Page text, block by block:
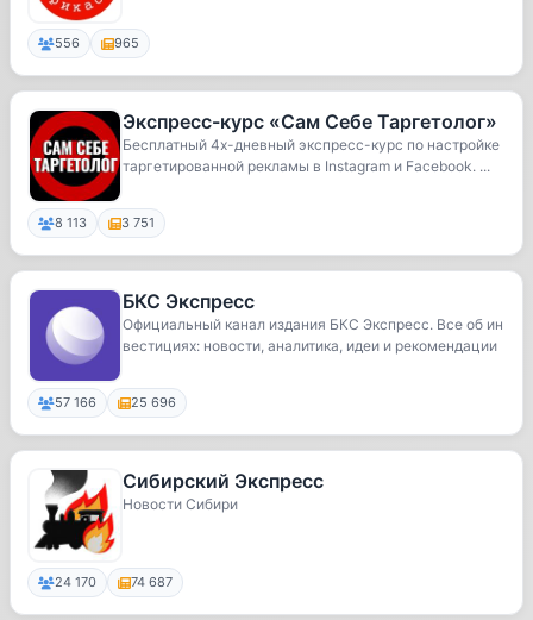
556 965
Экспресс-курс «Сам Себе Таргетолог»
Бесплатный 4х-дневный экспресс-курс по настройке
таргетированной рекламы в Instagram и Facebook. ...
8 113 3 751
БКС Экспресс
Официальный канал издания БКС Экспресс. Все об ин
вестициях: новости, аналитика, идеи и рекомендации
57 166 25 696
Сибирский Экспресс
Новости Сибири
24 170 74 687